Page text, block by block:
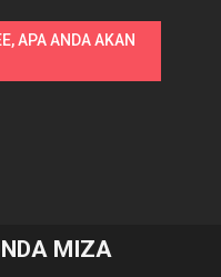
APA ANDA AKAN
MIZA